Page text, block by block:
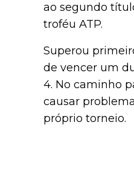
ao segundo
troféu ATP.
Superou
de vencer um
4. No caminho
causar
próprio torneio.